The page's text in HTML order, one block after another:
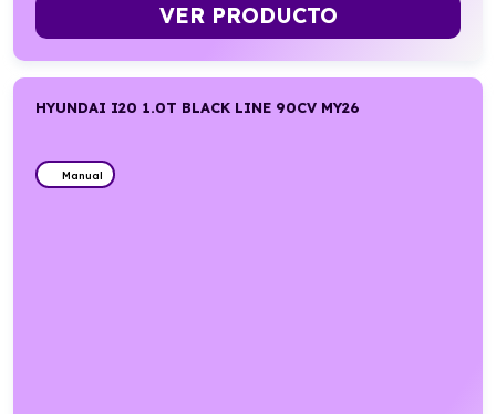
VER PRODUCTO
HYUNDAI I20 1.0T BLACK LINE 90CV MY26
Manual